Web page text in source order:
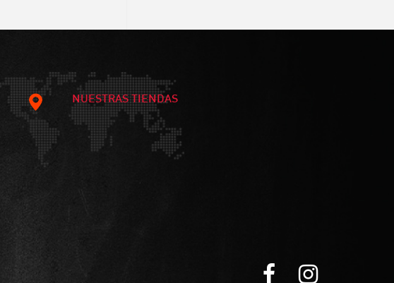
NUESTRAS TIENDAS